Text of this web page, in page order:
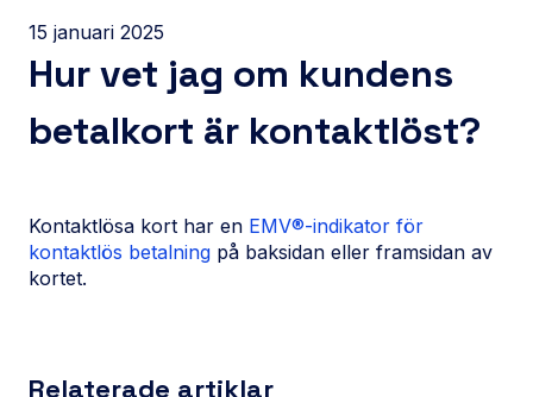
15 januari 2025
Hur vet jag om kundens
betalkort är kontaktlöst?
Kontaktlösa kort har en EMV®-indikator för
kontaktlös betalning på baksidan eller framsidan av
kortet.
Relaterade artiklar